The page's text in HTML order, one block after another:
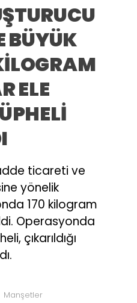
BÜYÜK
ELE
ticareti ve
yönelik
170 kilogram
Operasyonda
çıkarıldığı
Manşetler